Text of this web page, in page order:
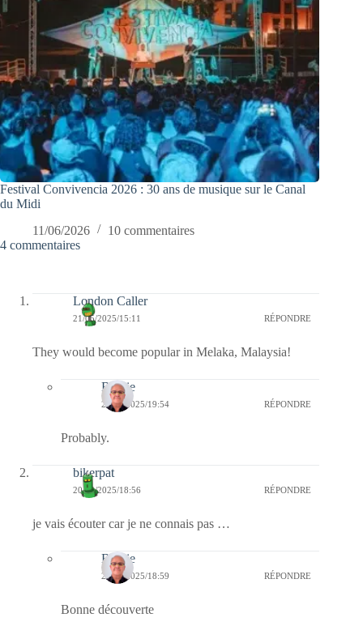
Festival Convivencia 2026 : 30 ans de musique sur le Canal
du Midi
11/06/2026
10 commentaires
4 commentaires
London Caller
21/05/2025/15:11 RÉPONDRE
They would become popular in Melaka, Malaysia!
Bernie
23/05/2025/19:54 RÉPONDRE
Probably.
bikerpat
20/05/2025/18:56 RÉPONDRE
je vais écouter car je ne connais pas …
Bernie
20/05/2025/18:59 RÉPONDRE
Bonne découverte